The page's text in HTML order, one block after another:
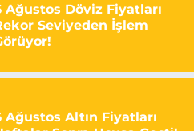
Ağustos Döviz Fiyatları
Seviyeden İşlem
Ağustos Altın Fiyatları